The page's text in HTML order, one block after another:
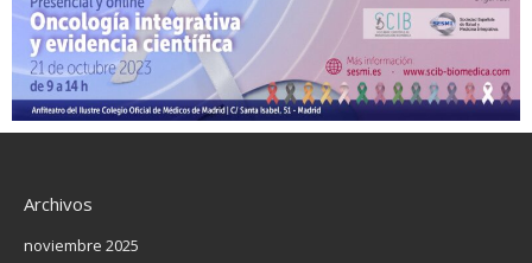
Archivos
noviembre 2025